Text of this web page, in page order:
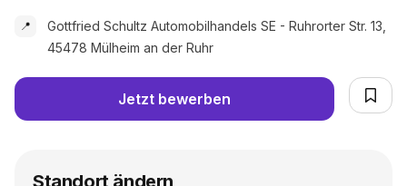
📍
Gottfried Schultz Automobilhandels SE - Ruhrorter Str. 13,
45478 Mülheim an der Ruhr
Jetzt bewerben
Standort ändern